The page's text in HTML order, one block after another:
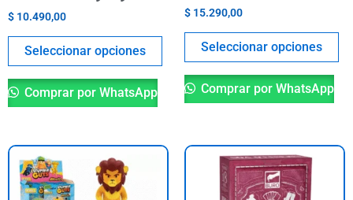
$ 10.490,00
Seleccionar opciones
product
Comprar por WhatsApp
$ 15.290,00
Seleccionar opciones
Comprar por WhatsApp
This